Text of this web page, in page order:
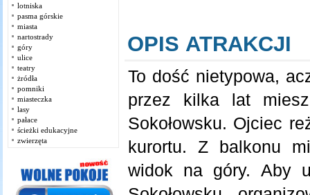
lotniska
pasma górskie
miasta
nartostrady
góry
ulice
teatry
żródła
pomniki
miasteczka
lasy
pałace
ścieżki edukacyjne
zwierzęta
OPIS ATRAKCJI
To dość nietypowa,
przez kilka lat
Sokołowsku. Ojciec
kurortu. Z balkonu
widok na góry. Aby